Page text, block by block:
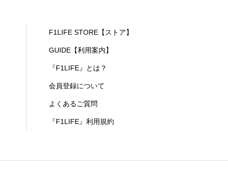
F1LIFE STORE【ストア】
GUIDE【利用案内】
『F1LIFE』とは？
会員登録について
よくあるご質問
『F1LIFE』利用規約